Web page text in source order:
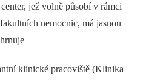
jež volně působí v rámci
nemocnic, má jasnou
klinické pracoviště (Klinika